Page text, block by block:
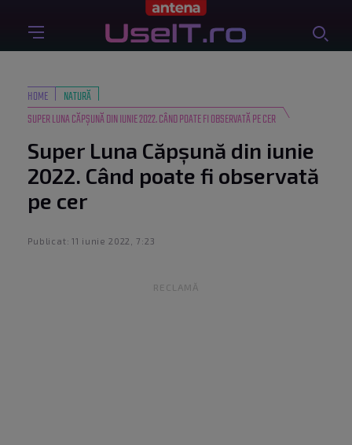
HOME
NATURĂ
SUPER LUNA CĂPȘUNĂ DIN IUNIE 2022. CÂND POATE FI OBSERVATĂ PE CER
Super Luna Căpșună din iunie
2022. Când poate fi observată
pe cer
Publicat: 11 iunie 2022, 7:23
RECLAMĂ